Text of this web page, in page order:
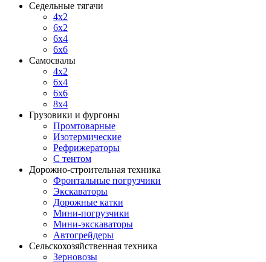
Седельные тягачи
4x2
6x2
6x4
6x6
Самосвалы
4x2
6x4
6x6
8x4
Грузовики и фургоны
Промтоварные
Изотермические
Рефрижераторы
С тентом
Дорожно-строительная техника
Фронтальные погрузчики
Экскаваторы
Дорожные катки
Мини-погрузчики
Мини-экскаваторы
Автогрейдеры
Сельскохозяйственная техника
Зерновозы